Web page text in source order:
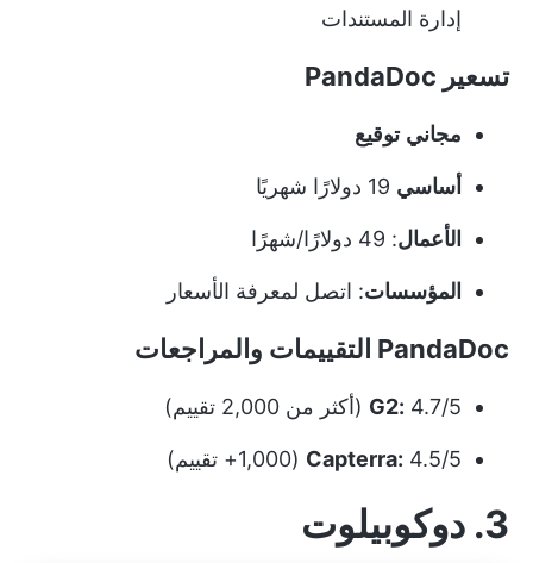
إدارة المستندات
تسعير PandaDoc
مجاني توقيع
أساسي
الأعمال: 49 دولارًا/شهرًا
المؤسسات: اتصل لمعرفة الأسعار
PandaDoc التقييمات والمراجعات
G2: 4.7/5 (أكثر من 2,000 تقييم)
Capterra: 4.5/5 (1,000+ تقييم)
3. دوكوبيلوت